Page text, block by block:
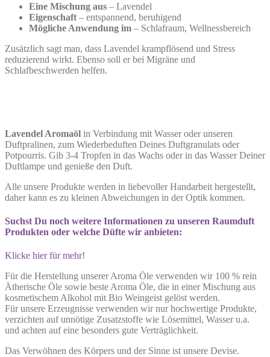
Eine Mischung aus – Lavendel
Eigenschaft – entspannend, beruhigend
Mögliche Anwendung im – Schlafraum, Wellnessbereich
Zusätzlich sagt man, dass Lavendel krampflösend und Stress
reduzierend wirkt. Ebenso soll er bei Migräne und
Schlafbeschwerden helfen.
Lavendel Aromaöl in Verbindung mit Wasser oder unseren
Duftpralinen, zum Wiederbeduften Deines Duftgranulats oder
Potpourris. Gib 3-4 Tropfen in das Wachs oder in das Wasser Deiner
Duftlampe und genieße den Duft.
Alle unsere Produkte werden in liebevoller Handarbeit hergestellt,
daher kann es zu kleinen Abweichungen in der Optik kommen.
Suchst Du noch weitere Informationen zu unseren Raumduft
Produkten oder welche Düfte wir anbieten:
Klicke hier für mehr!
Für die Herstellung unserer Aroma Öle verwenden wir 100 % rein
Ätherische Öle sowie beste Aroma Öle, die in einer Mischung aus
kosmetischem Alkohol mit Bio Weingeist gelöst werden.
Für unsere Erzeugnisse verwenden wir nur hochwertige Produkte,
verzichten auf unnötige Zusatzstoffe wie Lösemittel, Wasser u.a.
und achten auf eine besonders gute Verträglichkeit.
Das Verwöhnen des Körpers und der Sinne ist unsere Devise.